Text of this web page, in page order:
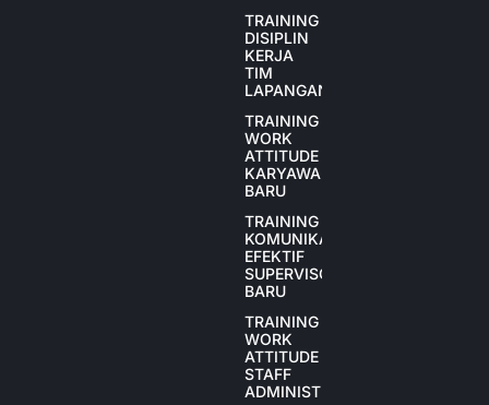
TRAINING
DISIPLIN
KERJA
TIM
LAPANGAN
TRAINING
WORK
ATTITUDE
KARYAWAN
BARU
TRAINING
KOMUNIKASI
EFEKTIF
SUPERVISOR
BARU
TRAINING
WORK
ATTITUDE
STAFF
ADMINISTRASI